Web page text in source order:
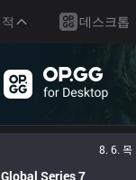
데스크톱
8. 6. 목
Series 7